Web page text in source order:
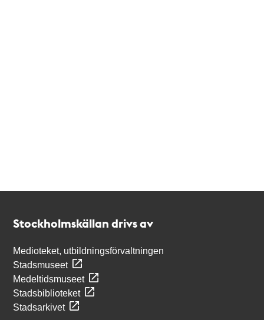
Stockholmskällan drivs av
Medioteket, utbildningsförvaltningen
Stadsmuseet
Medeltidsmuseet
Stadsbiblioteket
Stadsarkivet